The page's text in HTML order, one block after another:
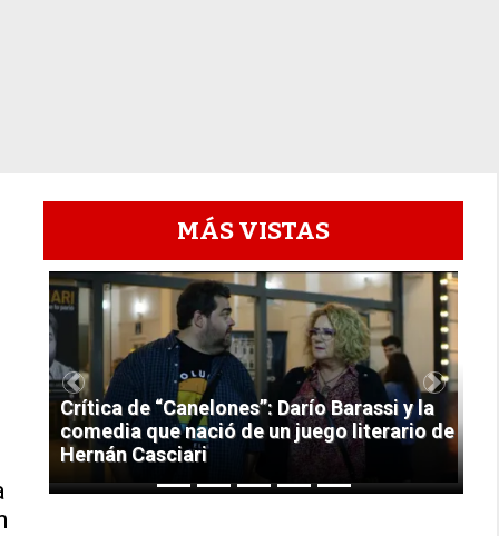
MÁS VISTAS
1
Crítica de “Canelones”: Darío Barassi y la
comedia que nació de un juego literario de
Hernán Casciari
Previous Next